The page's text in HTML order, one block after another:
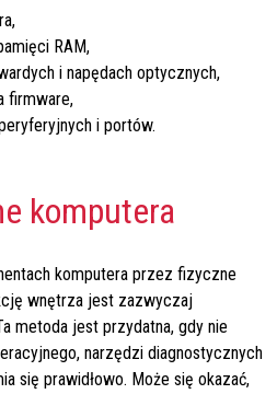
RAM,
i napędach optycznych,
firmware,
i portów.
komputera
komputera przez fizyczne
wnętrza jest zazwyczaj
metoda jest przydatna, gdy nie
narzędzi diagnostycznych
się prawidłowo. Może się okazać,